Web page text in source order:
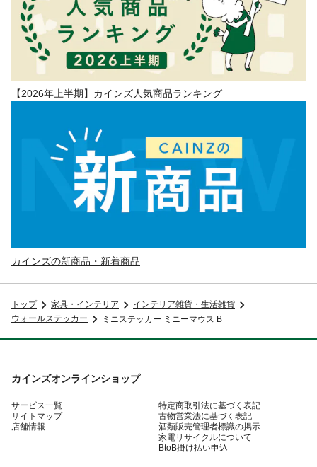
【2026年上半期】カインズ人気商品ランキング
カインズの新商品・新着商品
トップ 家具・インテリア
インテリア雑貨・生活雑貨
ウォールステッカー
ミニステッカー ミニーマウス B
カインズオンラインショップ
サービス一覧
サイトマップ
店舗情報
特定商取引法に基づく表記
古物営業法に基づく表記
酒類販売管理者標識の掲示
家電リサイクルについて
BtoB掛け払い申込